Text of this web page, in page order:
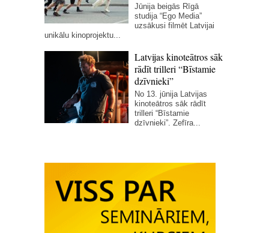
Jūnija beigās Rīgā
studija “Ego Media”
uzsākusi filmēt Latvijai
unikālu kinoprojektu...
Latvijas kinoteātros sāk
rādīt trilleri “Bīstamie
dzīvnieki”
No 13. jūnija Latvijas
kinoteātros sāk rādīt
trilleri “Bīstamie
dzīvnieki”. Zefīra...